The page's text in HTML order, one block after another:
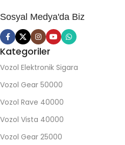
Sosyal Medya'da Biz
Kategoriler
Vozol Elektronik Sigara
Vozol Gear 50000
Vozol Rave 40000
Vozol Vista 40000
Vozol Gear 25000